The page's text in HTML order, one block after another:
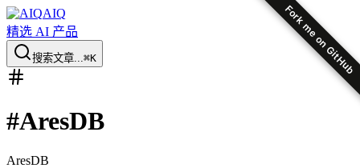
Fork me on GitHub
AIQ
精选 AI 产品
搜索文章...⌘K
#AresDB
AresDB